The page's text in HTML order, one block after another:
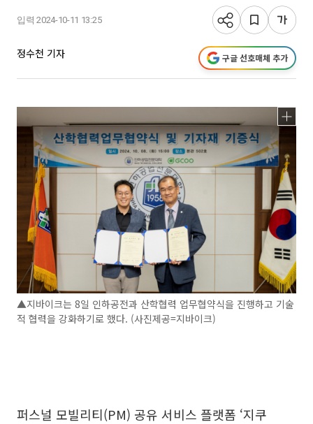
입력 2024-10-11 13:25
정수천 기자 구글 선호매체 추가
▲지바이크는 8일 인하공전과 산학협력 업무협약식을 진행하고 기술
적 협력을 강화하기로 했다. (사진제공=지바이크)
퍼스널 모빌리티(PM) 공유 서비스 플랫폼 ‘지쿠